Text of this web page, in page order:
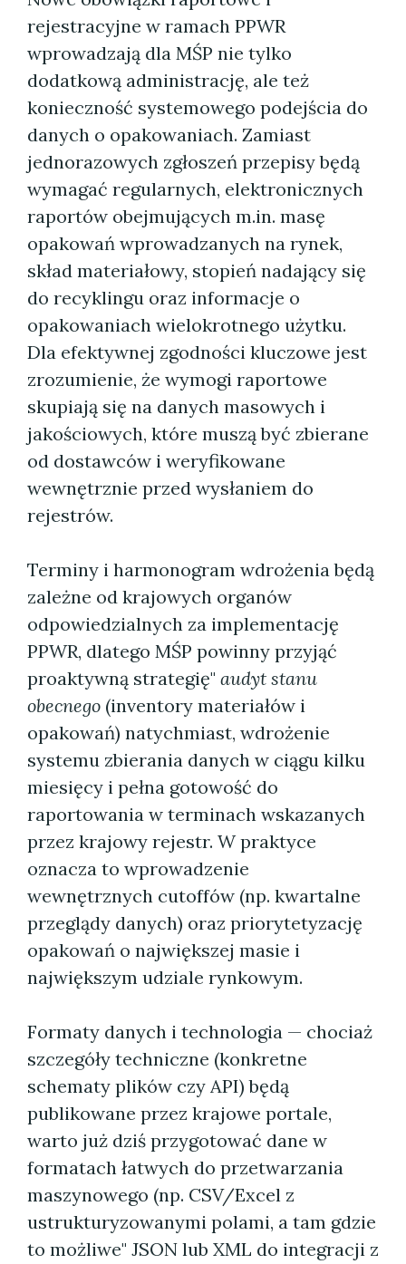
rejestracyjne w ramach PPWR
wprowadzają dla MŚP nie tylko
dodatkową administrację, ale też
konieczność systemowego podejścia do
danych o opakowaniach. Zamiast
jednorazowych zgłoszeń przepisy będą
wymagać regularnych, elektronicznych
raportów obejmujących m.in. masę
opakowań wprowadzanych na rynek,
skład materiałowy, stopień nadający się
do recyklingu oraz informacje o
opakowaniach wielokrotnego użytku.
Dla efektywnej zgodności kluczowe jest
zrozumienie, że wymogi raportowe
skupiają się na danych masowych i
jakościowych, które muszą być zbierane
od dostawców i weryfikowane
wewnętrznie przed wysłaniem do
rejestrów.
Terminy i harmonogram wdrożenia będą
zależne od krajowych organów
odpowiedzialnych za implementację
PPWR, dlatego MŚP powinny przyjąć
proaktywną strategię" audyt stanu
obecnego (inventory materiałów i
opakowań) natychmiast, wdrożenie
systemu zbierania danych w ciągu kilku
miesięcy i pełna gotowość do
raportowania w terminach wskazanych
przez krajowy rejestr. W praktyce
oznacza to wprowadzenie
wewnętrznych cutoffów (np. kwartalne
przeglądy danych) oraz priorytetyzację
opakowań o największej masie i
największym udziale rynkowym.
Formaty danych i technologia — chociaż
szczegóły techniczne (konkretne
schematy plików czy API) będą
publikowane przez krajowe portale,
warto już dziś przygotować dane w
formatach łatwych do przetwarzania
maszynowego (np. CSV/Excel z
ustrukturyzowanymi polami, a tam gdzie
to możliwe" JSON lub XML do integracji z